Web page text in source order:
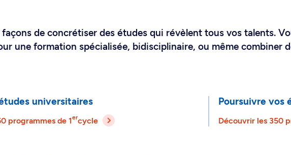
de concrétiser des études qui révèlent tous vos talents.
une formation spécialisée, bidisciplinaire, ou même combiner
universitaires
programmes de 1ercycle
Poursuivre vos
Découvrir les 350